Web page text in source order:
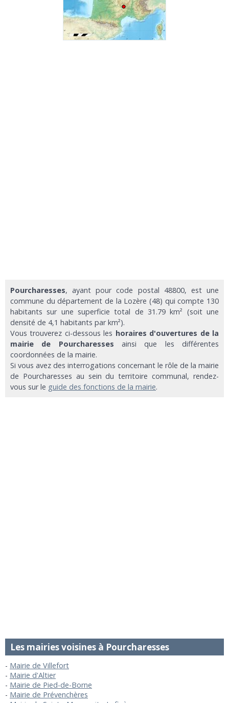
Pourcharesses, ayant pour code postal 48800, est une
commune du département de la Lozère (48) qui compte 130
habitants sur une superficie total de 31.79 km² (soit une
densité de 4,1 habitants par km²).
Vous trouverez ci-dessous les horaires d'ouvertures de la
mairie de Pourcharesses ainsi que les différentes
coordonnées de la mairie.
Si vous avez des interrogations concernant le rôle de la mairie
de Pourcharesses au sein du territoire communal, rendez-
vous sur le guide des fonctions de la mairie.
Les mairies voisines à Pourcharesses
Mairie de Villefort
Mairie d'Altier
Mairie de Pied-de-Borne
Mairie de Prévenchères